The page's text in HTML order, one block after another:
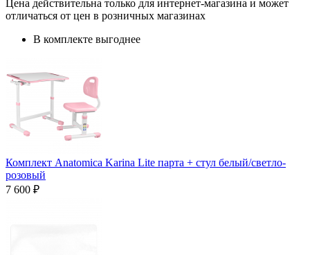
Цена действительна только для интернет-магазина и может
отличаться от цен в розничных магазинах
В комплекте выгоднее
Комплект Anatomica Karina Lite парта + стул белый/светло-
розовый
7 600 ₽